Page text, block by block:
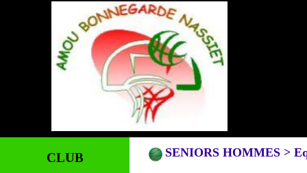
CLUB SENIORS HOMMES >